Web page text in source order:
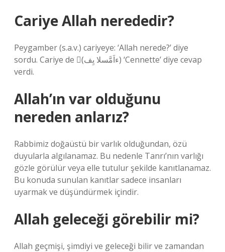
Cariye Allah nerededir?
Peygamber (s.a.v.) cariyeye: ‘Allah nerede?’ diye
sordu. Cariye de (ِءاَمَّسلا يِف) ‘Cennette’ diye cevap
verdi.
Allah’ın var olduğunu
nereden anlarız?
Rabbimiz doğaüstü bir varlık olduğundan, özü
duyularla algılanamaz. Bu nedenle Tanrı’nın varlığı
gözle görülür veya elle tutulur şekilde kanıtlanamaz.
Bu konuda sunulan kanıtlar sadece insanları
uyarmak ve düşündürmek içindir.
Allah geleceği görebilir mi?
Allah geçmişi, şimdiyi ve geleceği bilir ve zamandan